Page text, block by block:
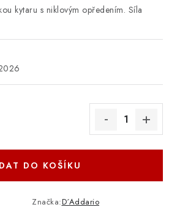
BLOG
ÚDAJŮ
kytaru s niklovým opředením. Síla
DO KOŠÍKU
Značka:D´Addario